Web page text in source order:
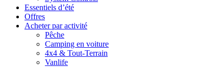
Essentiels d’été
Offres
Acheter par activité
Pêche
Camping en voiture
4x4 & Tout-Terrain
Vanlife